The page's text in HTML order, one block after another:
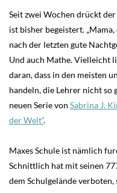
Seit zwei Wochen drückt
ist bisher begeistert.
nach der letzten gute
Und auch Mathe. Vielleicht
daran, dass in den meisten
handeln, die Lehrer nicht so
neuen Serie von Sabrina J.
der Welt“.
Maxes Schule ist nämlich
Schnittlich hat mit seinen
dem Schulgelände